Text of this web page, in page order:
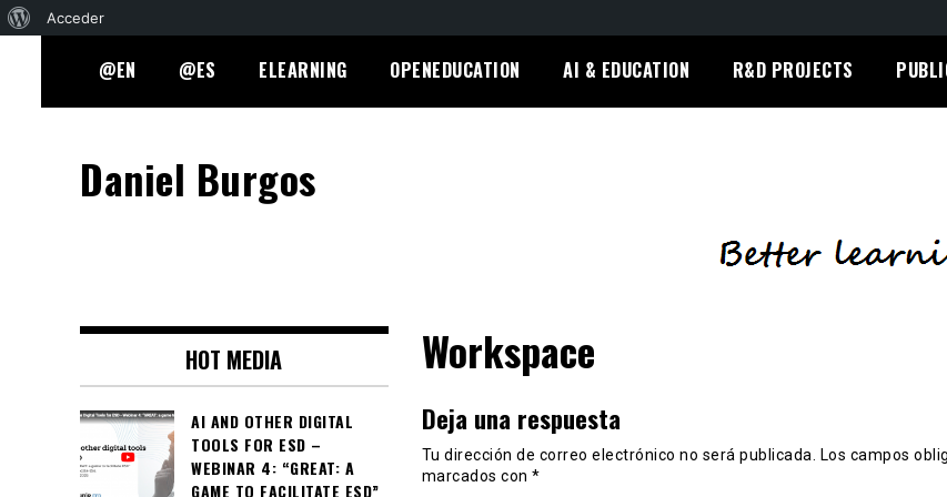
Acerca
Acceder
content
@EN @ES ELEARNING OPENEDUCATION AI & EDUCATION R&D PROJECTS
Daniel Burgos
Workspace
Deja una respuesta
Tu dirección de correo electrónico no será publicada.
Los campos
marcados con *
HOT MEDIA
AI AND OTHER DIGITAL
TOOLS FOR ESD –
WEBINAR 4: “GREAT: A
GAME TO FACILITATE ESD”